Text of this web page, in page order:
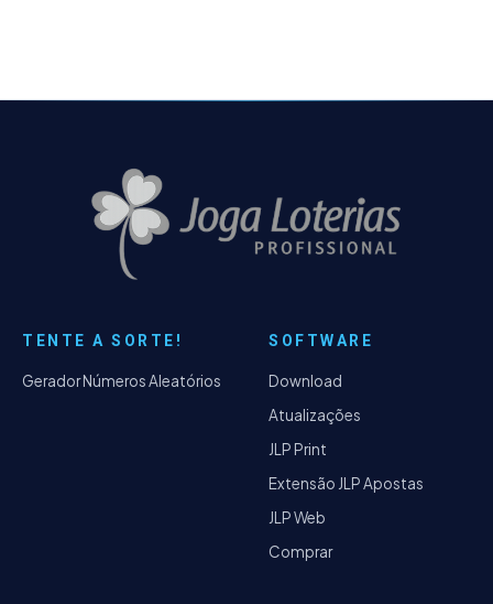
TENTE A SORTE!
Gerador Números Aleatórios
SOFTWARE
Download
Atualizações
JLP Print
Extensão JLP Apostas
JLP Web
Comprar